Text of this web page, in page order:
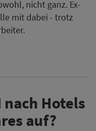
nicht ganz. Ex-
mit dabei - trotz
nach Hotels
auf?